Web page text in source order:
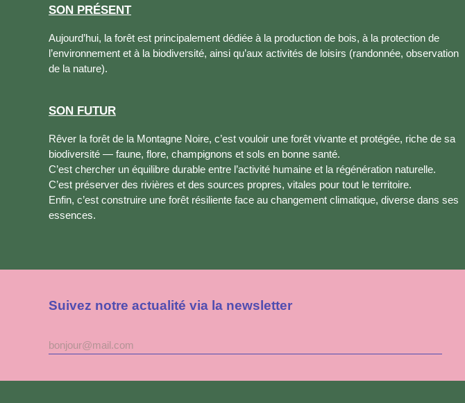
SON PRÉSENT
Aujourd’hui, la forêt est principalement dédiée à la production de bois, à la protection de
l’environnement et à la biodiversité, ainsi qu’aux activités de loisirs (randonnée, observation
de la nature).
SON FUTUR
Rêver la forêt de la Montagne Noire, c’est vouloir une forêt vivante et protégée, riche de sa
biodiversité — faune, flore, champignons et sols en bonne santé.
C’est chercher un équilibre durable entre l’activité humaine et la régénération naturelle.
C’est préserver des rivières et des sources propres, vitales pour tout le territoire.
Enfin, c’est construire une forêt résiliente face au changement climatique, diverse dans ses
essences.
Suivez notre actualité via la newsletter
Adresse
mail
à
newsletter